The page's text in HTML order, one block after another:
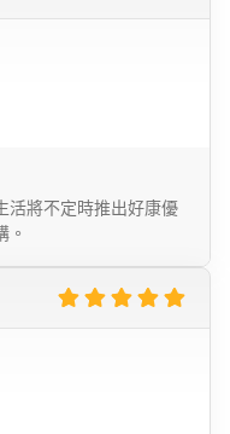
活將不定時推出好康優
。